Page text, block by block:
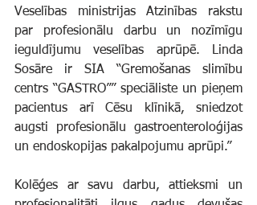
Veselības ministrijas Atzinības rakstu
par profesionālu darbu un nozīmīgu
ieguldījumu veselības aprūpē. Linda
Sosāre ir SIA “Gremošanas slimību
centrs “GASTRO”” speciāliste un pieņem
pacientus arī Cēsu klīnikā, sniedzot
augsti profesionālu gastroenteroloģijas
un endoskopijas pakalpojumu aprūpi.”
Kolēģes ar savu darbu, attieksmi un